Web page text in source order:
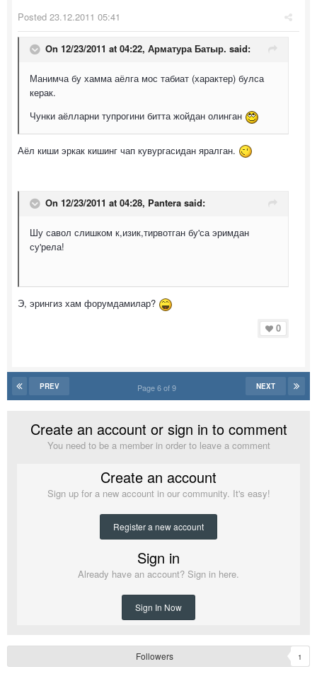
Posted 23.12.2011 05:41
On 12/23/2011 at 04:22, Арматура Батыр. said:
Манимча бу хамма аёлга мос табиат (характер) булса
керак.
Чунки аёлларни тупрогини битта жойдан олинган
Аёл киши эркак кишинг чап кувургасидан яралган.
On 12/23/2011 at 04:28, Pantera said:
Шу савол слишком к,изик,тирвотган бу'са эримдан
су'рела!
Э, эрингиз хам форумдамилар?
0
PREV NEXT
Page 6 of 9
Create an account or sign in to comment
You need to be a member in order to leave a comment
Create an account
Sign up for a new account in our community. It's easy!
Register a new account
Sign in
Already have an account? Sign in here.
Sign In Now
Followers 1